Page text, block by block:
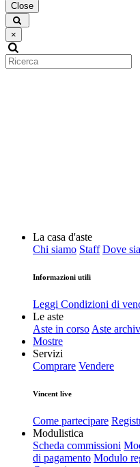
Close
×
La casa d'aste
Chi siamo Staff Dove
Informazioni utili
Leggi Condizioni di
Le aste
Aste in corso Aste
Mostre
Servizi
Comprare Vendere
Vincent live
Come partecipare
Modulistica
Scheda commissioni
di pagamento Modulo